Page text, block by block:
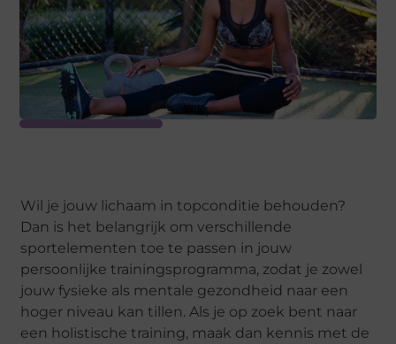
Wil je jouw lichaam in topconditie behouden?
Dan is het belangrijk om verschillende
sportelementen toe te passen in jouw
persoonlijke trainingsprogramma, zodat je zowel
jouw fysieke als mentale gezondheid naar een
hoger niveau kan tillen. Als je op zoek bent naar
een holistische training, maak dan kennis met de